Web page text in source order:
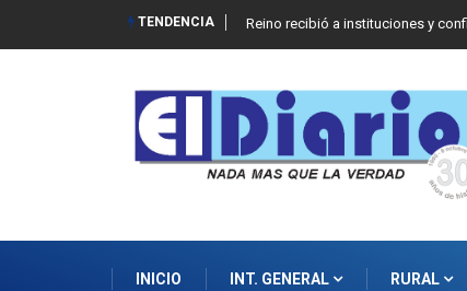
TENDENCIA
de la Propiedad Privada Reino recibió a instituciones y
INICIO INT. GENERAL RURAL